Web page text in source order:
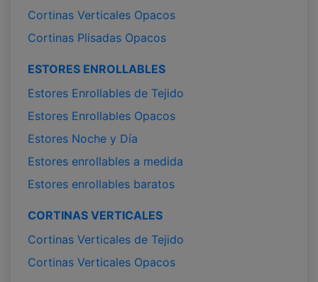
Cortinas Verticales Opacos
Cortinas Plisadas Opacos
ESTORES ENROLLABLES
Estores Enrollables de Tejido
Estores Enrollables Opacos
Estores Noche y Día
Estores enrollables a medida
Estores enrollables baratos
CORTINAS VERTICALES
Cortinas Verticales de Tejido
Cortinas Verticales Opacos